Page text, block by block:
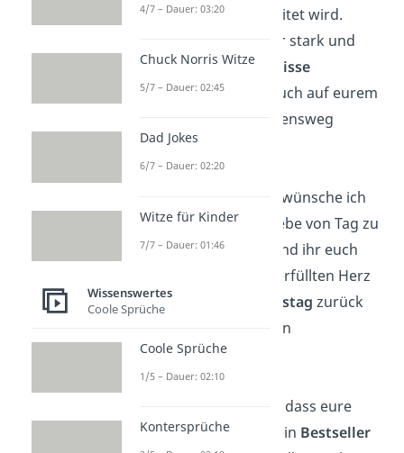
Füreinander
begleitet wird.
Zusammen seid ihr stark und
könnt alleHindernisse
überwinden, die euch auf eurem
gemeinsamen Lebensweg
begegnen mögen!
Zu eurer Hochzeit wünsche ich
euch, dass eure Liebe von Tag zu
Tagstärker
wird und ihr euch
immer mit einem erfüllten Herz
an euren
Hochzeitstag zurück
erinnert. Herzlichen
Glückwunsch!
Ich wünsche Euch, dass eure
Liebesgeschichte ein Bestseller
4/7 – Dauer: 03:20
Chuck Norris Witze
5/7 – Dauer: 02:45
Dad Jokes
6/7 – Dauer: 02:20
Witze für Kinder
7/7 – Dauer: 01:46
Wissenswertes
Coole Sprüche
Coole Sprüche
1/5 – Dauer: 02:10
Kontersprüche